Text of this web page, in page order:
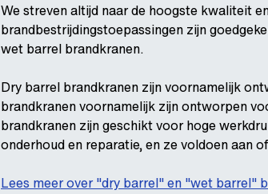
We streven altijd naar de hoogste kwaliteit
brandbestrijdingstoepassingen zijn
wet barrel brandkranen.
Dry barrel brandkranen zijn voornamelijk
brandkranen voornamelijk zijn ontworpen
brandkranen zijn geschikt voor hoge
onderhoud en reparatie, en ze voldoen aan
Lees meer over "dry barrel" en "wet barrel"